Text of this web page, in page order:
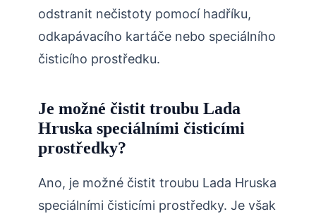
odstranit nečistoty pomocí hadříku,
odkapávacího kartáče nebo speciálního
čisticího prostředku.
Je možné čistit troubu Lada
Hruska speciálními čisticími
prostředky?
Ano, je možné čistit troubu Lada Hruska
speciálními čisticími prostředky. Je však